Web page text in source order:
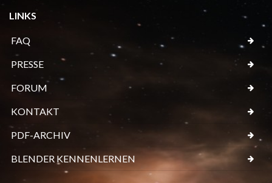
LINKS
FAQ
PRESSE
FORUM
KONTAKT
PDF-ARCHIV
BLENDER KENNENLERNEN